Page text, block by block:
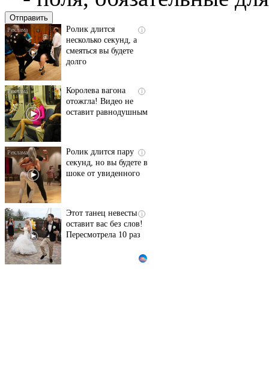
i
Ролик длится
несколько секунд, а
смеяться вы будете
долго
i
Королева вагона
отожгла! Видео не
оставит равнодушным
i
Ролик длится пару
секунд, но вы будете в
шоке от увиденного
i
Этот танец невесты
оставит вас без слов!
Пересмотрела 10 раз